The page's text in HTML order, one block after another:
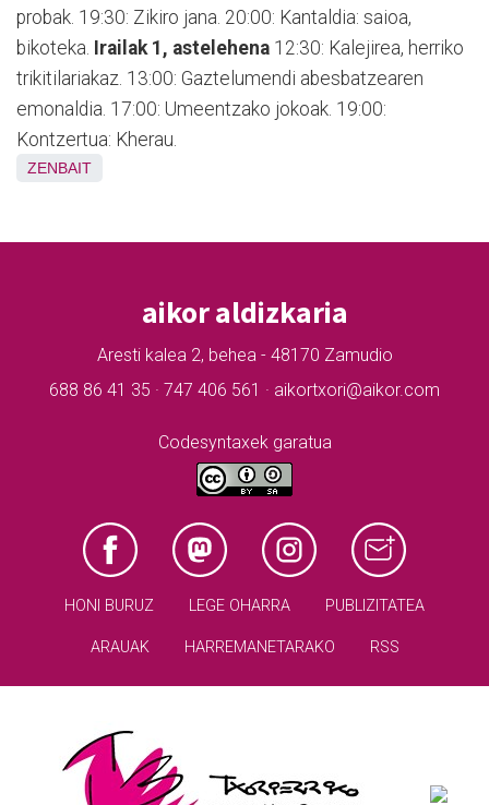
probak. 19:30: Zikiro jana. 20:00: Kantaldia: saioa,
bikoteka. Irailak 1, astelehena 12:30: Kalejirea, herriko
trikitilariakaz. 13:00: Gaztelumendi abesbatzearen
emonaldia. 17:00: Umeentzako jokoak. 19:00:
Kontzertua: Kherau.
ZENBAIT
aikor aldizkaria
Aresti kalea 2, behea - 48170 Zamudio
688 86 41 35 · 747 406 561 · aikortxori@aikor.com
Codesyntaxek garatua
HONI BURUZ LEGE OHARRA PUBLIZITATEA
ARAUAK HARREMANETARAKO RSS